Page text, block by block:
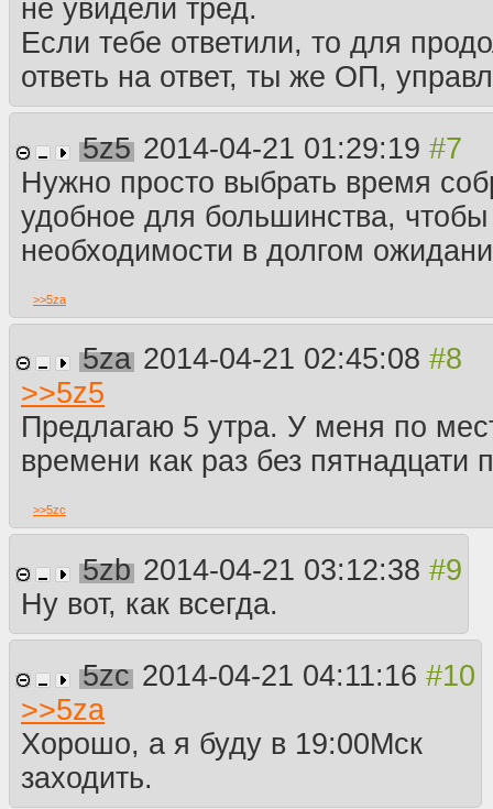
не увидели тред.
Если тебе ответили, то для
ответь на ответ, ты же ОП,
5z5 2014-04-21 01:29:19
Нужно просто выбрать время
удобное для большинства,
необходимости в долгом
>>5za
5za 2014-04-21 02:45:08
>>5z5
Предлагаю 5 утра. У меня по
времени как раз без пятнадцати
>>5zc
5zb 2014-04-21 03:12:38
Ну вот, как всегда.
5zc 2014-04-21 04:11:16
>>5za
Хорошо, а я буду в 19:00Мск
заходить.